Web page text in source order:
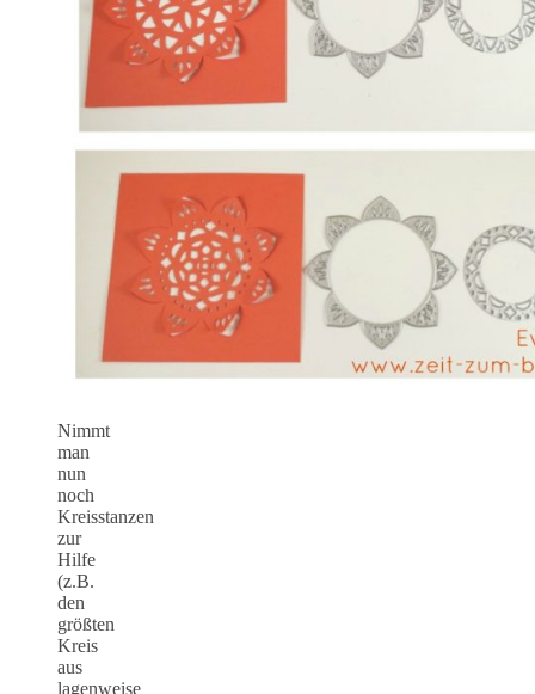
Nimmt
man
nun
noch
Kreisstanzen
zur
Hilfe
(z.B.
den
größten
Kreis
aus
lagenweise